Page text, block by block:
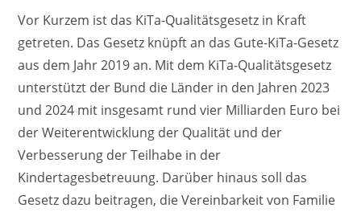
Vor Kurzem ist das KiTa-Qualitätsgesetz in Kraft
getreten. Das Gesetz knüpft an das Gute-KiTa-Gesetz
aus dem Jahr 2019 an. Mit dem KiTa-Qualitätsgesetz
unterstützt der Bund die Länder in den Jahren 2023
und 2024 mit insgesamt rund vier Milliarden Euro bei
der Weiterentwicklung der Qualität und der
Verbesserung der Teilhabe in der
Kindertagesbetreuung. Darüber hinaus soll das
Gesetz dazu beitragen, die Vereinbarkeit von Familie